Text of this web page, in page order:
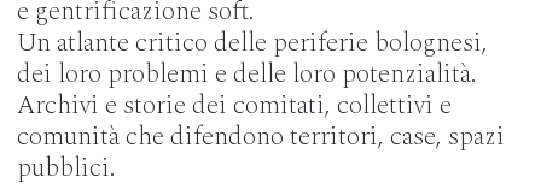
e gentrificazione soft.
Un atlante critico delle periferie bolognesi,
dei loro problemi e delle loro potenzialità.
Archivi e storie dei comitati, collettivi e
comunità che difendono territori, case, spazi
pubblici.